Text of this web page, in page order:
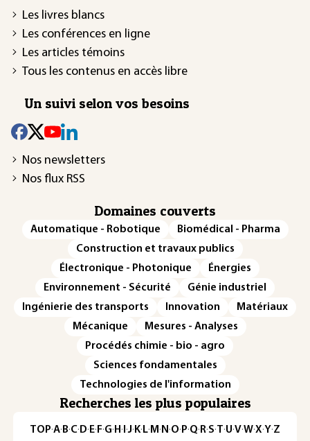
Les livres blancs
Les conférences en ligne
Les articles témoins
Tous les contenus en accès libre
Un suivi selon vos besoins
Nos newsletters
Nos flux RSS
Domaines couverts
Automatique - Robotique
Biomédical - Pharma
Construction et travaux publics
Électronique - Photonique
Énergies
Environnement - Sécurité
Génie industriel
Ingénierie des transports
Innovation
Matériaux
Mécanique
Mesures - Analyses
Procédés chimie - bio - agro
Sciences fondamentales
Technologies de l'information
Recherches les plus populaires
TOP·A·B·C· D· E· F·G· H · ·J· K· L· M · N ·O· P·Q· R·S·T·U·V·W·X·Y·Z